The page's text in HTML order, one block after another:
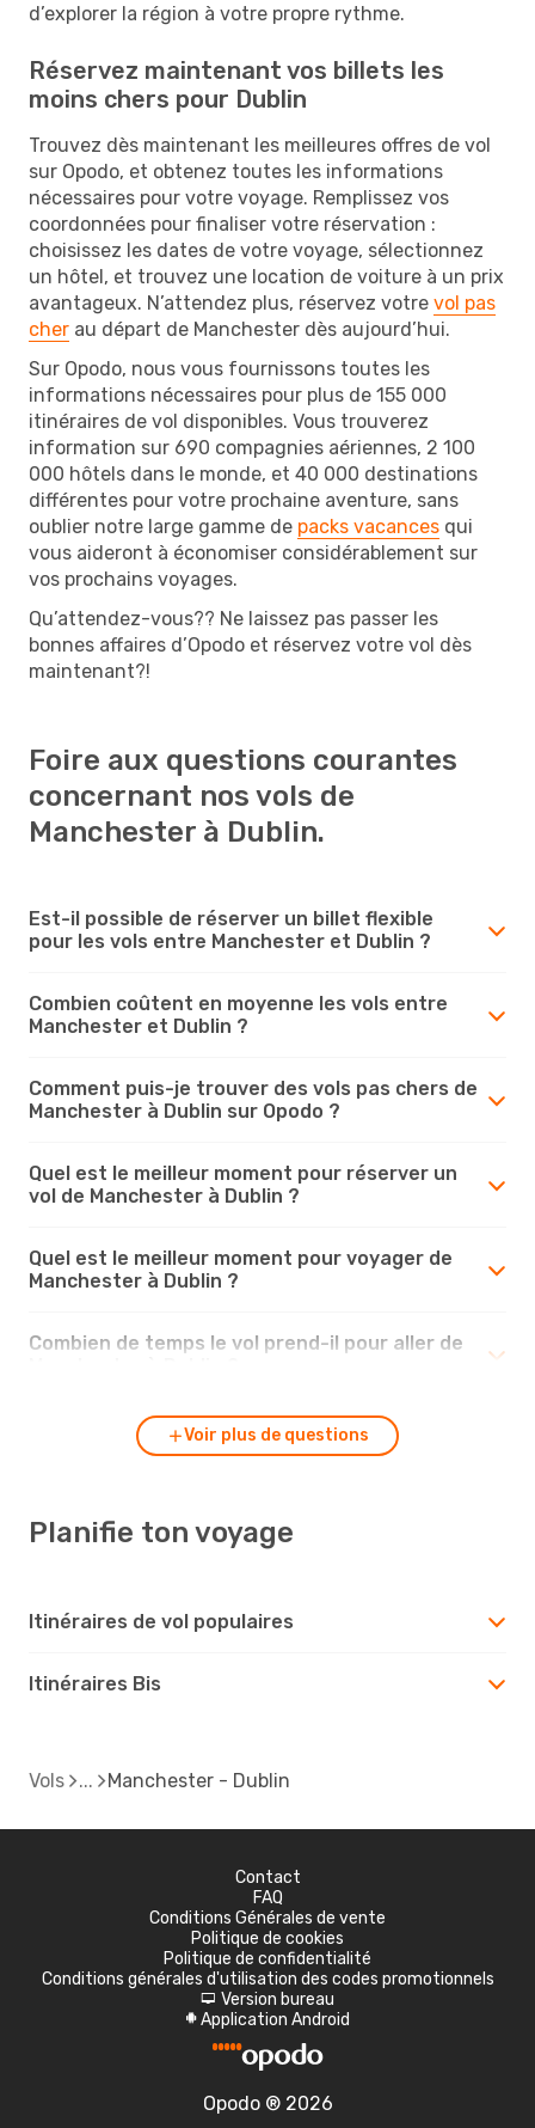
d’explorer la région à votre propre rythme.
Réservez maintenant vos billets les
moins chers pour Dublin
Trouvez dès maintenant les meilleures offres de vol
sur Opodo, et obtenez toutes les informations
nécessaires pour votre voyage. Remplissez vos
coordonnées pour finaliser votre réservation :
choisissez les dates de votre voyage, sélectionnez
un hôtel, et trouvez une location de voiture à un prix
avantageux. N’attendez plus, réservez votre vol pas
cher au départ de Manchester dès aujourd’hui.
Sur Opodo, nous vous fournissons toutes les
informations nécessaires pour plus de 155 000
itinéraires de vol disponibles. Vous trouverez
information sur 690 compagnies aériennes, 2 100
000 hôtels dans le monde, et 40 000 destinations
différentes pour votre prochaine aventure, sans
oublier notre large gamme de packs vacances qui
vous aideront à économiser considérablement sur
vos prochains voyages.
Qu’attendez-vous?? Ne laissez pas passer les
bonnes affaires d’Opodo et réservez votre vol dès
maintenant?!
Foire aux questions courantes
concernant nos vols de
Manchester à Dublin.
Est-il possible de réserver un billet flexible
pour les vols entre Manchester et Dublin ?
Combien coûtent en moyenne les vols entre
Manchester et Dublin ?
Comment puis-je trouver des vols pas chers de
Manchester à Dublin sur Opodo ?
Quel est le meilleur moment pour réserver un
vol de Manchester à Dublin ?
Quel est le meilleur moment pour voyager de
Manchester à Dublin ?
Combien de temps le vol prend-il pour aller de
Voir plus de questions
Planifie ton voyage
Itinéraires de vol populaires
Itinéraires Bis
Vols Manchester - Dublin
Contact
FAQ
Conditions Générales de vente
Politique de cookies
Politique de confidentialité
Conditions générales d'utilisation des codes promotionnels
d Version bureau
A Application Android
Opodo ® 2026